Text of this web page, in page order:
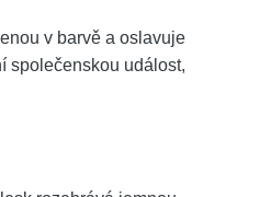
v barvě a oslavuje
společenskou událost,